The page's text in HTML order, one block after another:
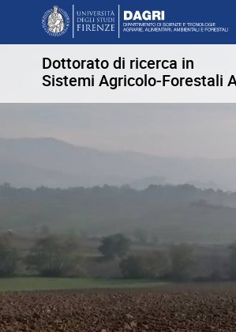
Dottorato di ricerca in
Sistemi Agricolo-Forestali